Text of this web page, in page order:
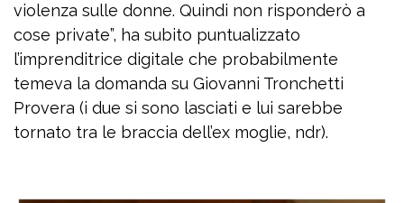
violenza sulle donne. Quindi non risponderò a
cose private”, ha subito puntualizzato
l’imprenditrice digitale che probabilmente
temeva la domanda su Giovanni Tronchetti
Provera (i due si sono lasciati e lui sarebbe
tornato tra le braccia dell’ex moglie, ndr).